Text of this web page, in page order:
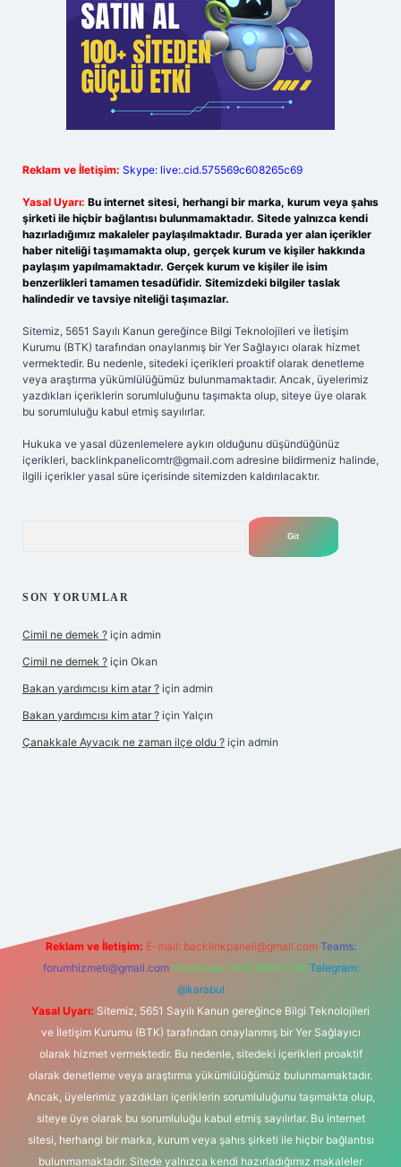
Reklam ve İletişim: Skype: live:.cid.575569c608265c69
Yasal Uyarı: Bu internet sitesi, herhangi bir marka, kurum veya şahıs
şirketi ile hiçbir bağlantısı bulunmamaktadır. Sitede yalnızca kendi
hazırladığımız makaleler paylaşılmaktadır. Burada yer alan içerikler
haber niteliği taşımamakta olup, gerçek kurum ve kişiler hakkında
paylaşım yapılmamaktadır. Gerçek kurum ve kişiler ile isim
benzerlikleri tamamen tesadüfidir. Sitemizdeki bilgiler taslak
halindedir ve tavsiye niteliği taşımazlar.
Sitemiz, 5651 Sayılı Kanun gereğince Bilgi Teknolojileri ve İletişim
Kurumu (BTK) tarafından onaylanmış bir Yer Sağlayıcı olarak hizmet
vermektedir. Bu nedenle, sitedeki içerikleri proaktif olarak denetleme
veya araştırma yükümlülüğümüz bulunmamaktadır. Ancak, üyelerimiz
yazdıkları içeriklerin sorumluluğunu taşımakta olup, siteye üye olarak
bu sorumluluğu kabul etmiş sayılırlar.
Hukuka ve yasal düzenlemelere aykırı olduğunu düşündüğünüz
içerikleri, backlinkpanelicomtr@gmail.com adresine bildirmeniz halinde,
ilgili içerikler yasal süre içerisinde sitemizden kaldırılacaktır.
SON YORUMLAR
Cimil ne demek ? için admin
Cimil ne demek ? için Okan
Bakan yardımcısı kim atar ? için admin
Bakan yardımcısı kim atar ? için Yalçın
Çanakkale Ayvacık ne zaman ilçe oldu ? için admin
Reklam ve İletişim: E-mail: backlinkpaneli@gmail.com Teams:
forumhizmeti@gmail.com Whatsapp: 0262 606 0 726 Telegram:
@karabul
Yasal Uyarı: Sitemiz, 5651 Sayılı Kanun gereğince Bilgi Teknolojileri
ve İletişim Kurumu (BTK) tarafından onaylanmış bir Yer Sağlayıcı
olarak hizmet vermektedir. Bu nedenle, sitedeki içerikleri proaktif
olarak denetleme veya araştırma yükümlülüğümüz bulunmamaktadır.
Ancak, üyelerimiz yazdıkları içeriklerin sorumluluğunu taşımakta olup,
siteye üye olarak bu sorumluluğu kabul etmiş sayılırlar. Bu internet
sitesi, herhangi bir marka, kurum veya şahıs şirketi ile hiçbir bağlantısı
bulunmamaktadır. Sitede yalnızca kendi hazırladığımız makaleler